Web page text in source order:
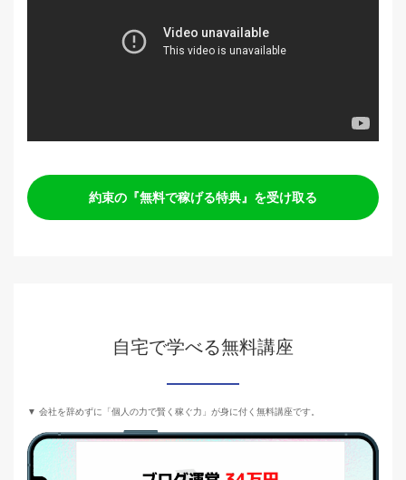
約束の『無料で稼げる特典』を受け取る
自宅で学べる無料講座
▼ 会社を辞めずに「個人の力で賢く稼ぐ力」が身に付く無料講座です。